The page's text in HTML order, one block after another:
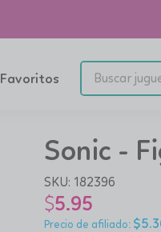
Favoritos
Sonic -
SKU: 182396
$5.95
$